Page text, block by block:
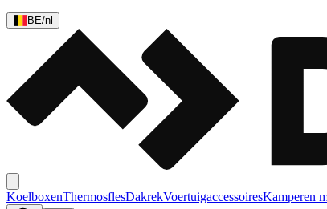
BE/nl
KoelboxenThermosflesDakrekVoertuigaccessoiresKamperen